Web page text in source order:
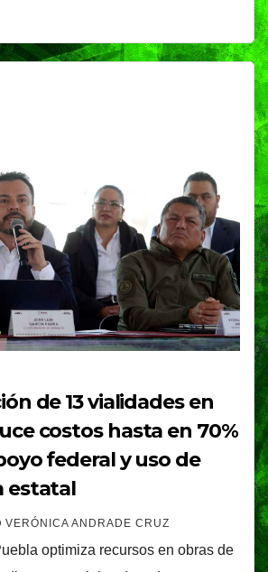
de 13 vialidades en
costos hasta en 70%
federal y uso de
estatal
VERÓNICA ANDRADE CRUZ
optimiza recursos en obras de